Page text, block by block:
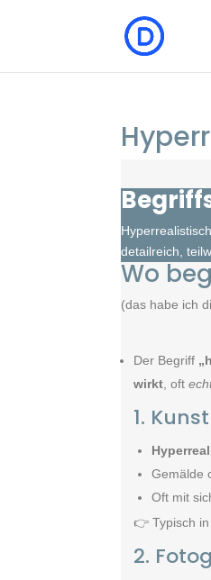
detailreich,
Wo
(das habe ich
Der Begriff
wirkt , oft
1.
Gemälde
Oft mit
👉 Typisch
2.